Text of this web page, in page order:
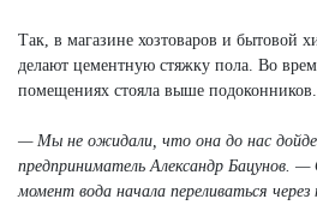
Так, в магазине хозтоваров и бытовой
делают цементную стяжку пола. Во
помещениях стояла выше подоконников.
— Мы не ожидали, что она до нас
предприниматель Александр Бацунов. —
момент вода начала переливаться